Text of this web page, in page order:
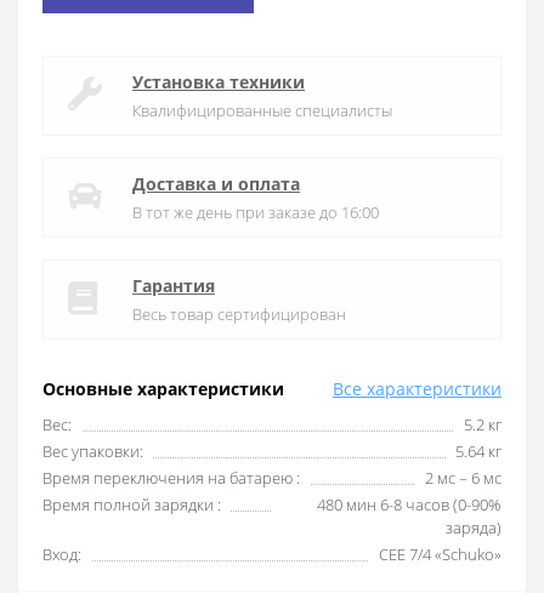
Основные характеристики Все характеристики
Вес:
5.2 кг
Вес упаковки:
5.64 кг
Время переключения на батарею :
2 мс – 6 мс
Время полной зарядки :
480 мин 6-8 часов (0-90%
заряда)
Вход:
CEE 7/4 «Schuko»
Установка техники
Квалифицированные специалисты
Доставка и оплата
В тот же день при заказе до 16:00
Гарантия
Весь товар сертифицирован